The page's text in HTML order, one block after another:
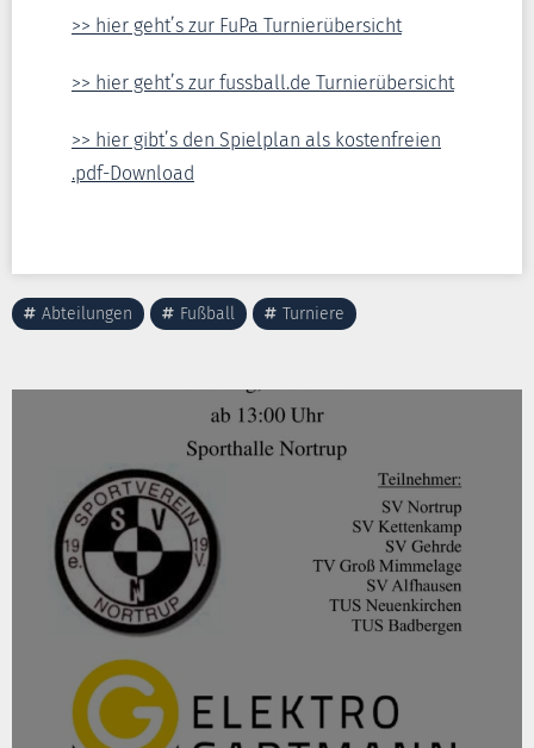
>> hier geht’s zur FuPa Turnierübersicht
>> hier geht’s zur fussball.de Turnierübersicht
>> hier gibt’s den Spielplan als kostenfreien
.pdf-Download
Abteilungen Fußball Turniere